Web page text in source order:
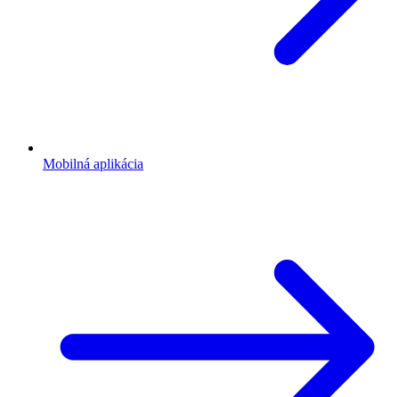
Mobilná aplikácia